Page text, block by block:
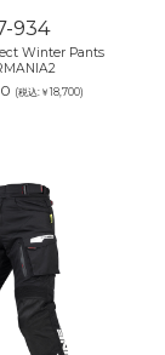
934
Winter Pants
(税込:￥18,700)